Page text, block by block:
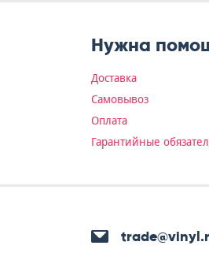
Нужна
Доставка
Самовывоз
Оплата
Гарантийные